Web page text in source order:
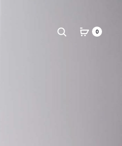
Search 0